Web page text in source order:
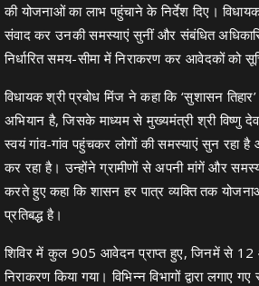
की योजनाओं का लाभ पहुंचाने के निर्देश दिए।
संवाद कर उनकी समस्याएं सुनीं और संबंधित
निर्धारित समय-सीमा में निराकरण कर आवेदकों को
विधायक श्री प्रबोध मिंज ने कहा कि ‘सुशासन
अभियान है, जिसके माध्यम से मुख्यमंत्री श्री विष्णु
स्वयं गांव-गांव पहुंचकर लोगों की समस्याएं सुन रहा
कर रहा है। उन्होंने ग्रामीणों से अपनी मांगें और
करते हुए कहा कि शासन हर पात्र व्यक्ति तक
प्रतिबद्ध है।
शिविर में कुल 905 आवेदन प्राप्त हुए, जिनमें से 12
निराकरण किया गया। विभिन्न विभागों द्वारा लगाए